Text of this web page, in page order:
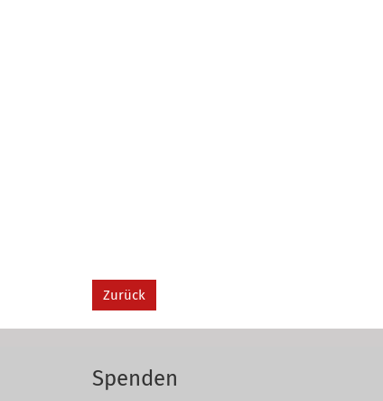
Zurück
Spenden